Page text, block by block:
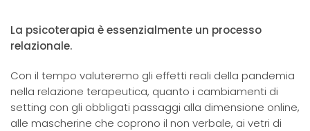
La psicoterapia è essenzialmente un processo
relazionale.
Con il tempo valuteremo gli effetti reali della pandemia
nella relazione terapeutica, quanto i cambiamenti di
setting con gli obbligati passaggi alla dimensione online,
alle mascherine che coprono il non verbale, ai vetri di